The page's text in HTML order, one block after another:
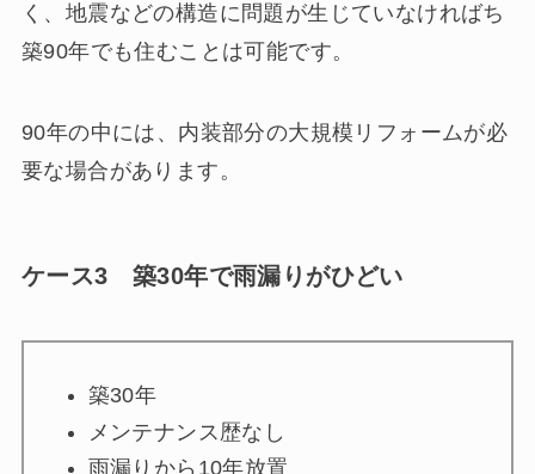
く、地震などの構造に問題が生じていなければち
築90年でも住むことは可能です。
90年の中には、内装部分の大規模リフォームが必
要な場合があります。
ケース3 築30年で雨漏りがひどい
築30年
メンテナンス歴なし
雨漏りから10年放置